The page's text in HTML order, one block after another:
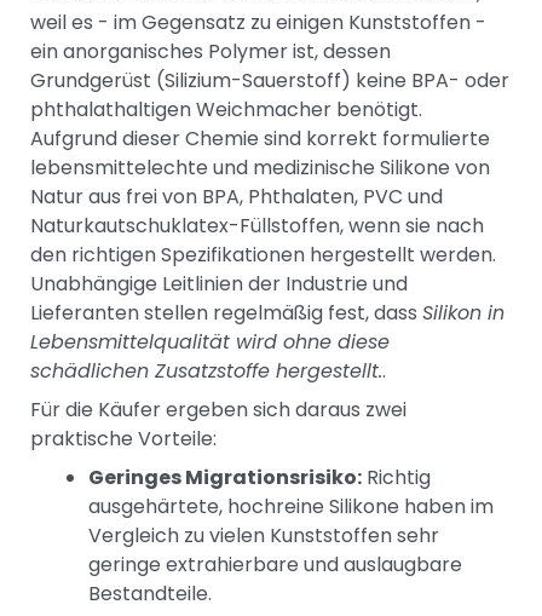
weil es - im Gegensatz zu einigen Kunststoffen -
ein anorganisches Polymer ist, dessen
Grundgerüst (Silizium-Sauerstoff) keine BPA- oder
phthalathaltigen Weichmacher benötigt.
Aufgrund dieser Chemie sind korrekt formulierte
lebensmittelechte und medizinische Silikone von
Natur aus frei von BPA, Phthalaten, PVC und
Naturkautschuklatex-Füllstoffen, wenn sie nach
den richtigen Spezifikationen hergestellt werden.
Unabhängige Leitlinien der Industrie und
Lieferanten stellen regelmäßig fest, dass Silikon in
Lebensmittelqualität wird ohne diese
schädlichen Zusatzstoffe hergestellt..
Für die Käufer ergeben sich daraus zwei
praktische Vorteile:
Geringes Migrationsrisiko: Richtig
ausgehärtete, hochreine Silikone haben im
Vergleich zu vielen Kunststoffen sehr
geringe extrahierbare und auslaugbare
Bestandteile.